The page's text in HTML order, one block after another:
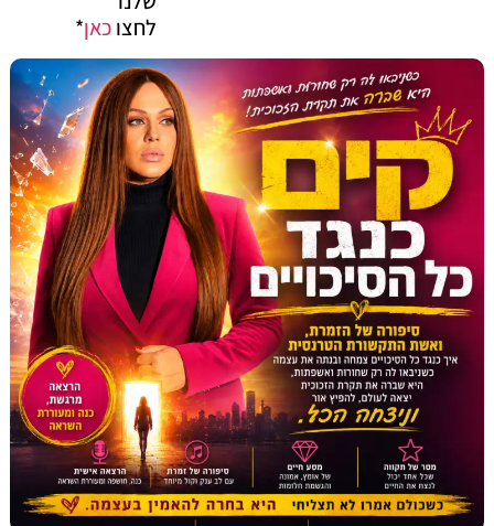
לחצוכאן*